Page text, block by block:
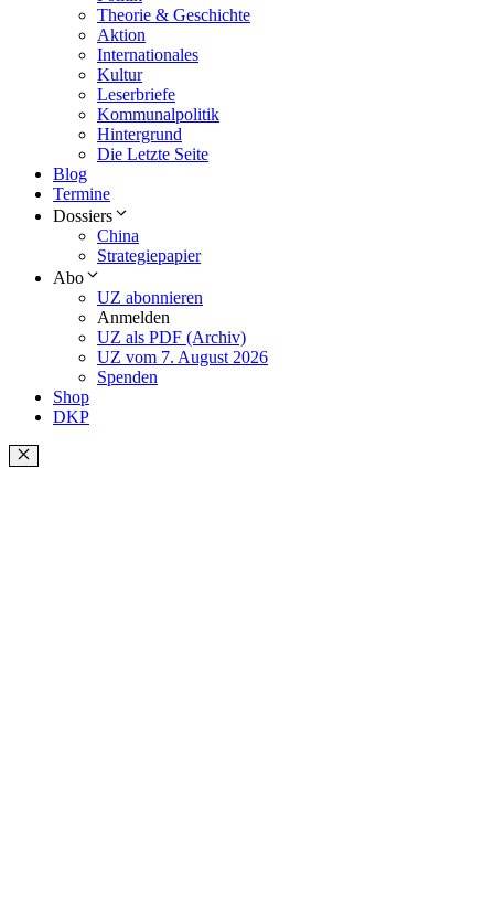
Theorie & Geschichte
Aktion
Internationales
Kultur
Leserbriefe
Kommunalpolitik
Hintergrund
Die Letzte Seite
Blog
Termine
Dossiers
China
Strategiepapier
Abo
UZ abonnieren
Anmelden
UZ als PDF (Archiv)
UZ vom 7. August 2026
Spenden
Shop
DKP
Schließen